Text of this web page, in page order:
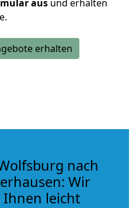
aus und erhalten
erhalten
nach
Wir
Ihnen leicht